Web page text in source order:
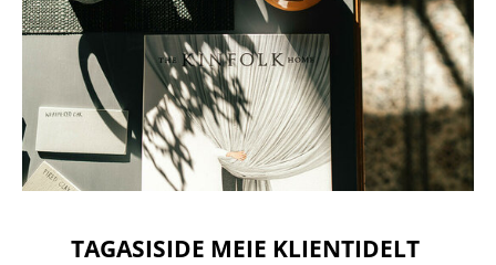
TAGASISIDE MEIE KLIENTIDELT